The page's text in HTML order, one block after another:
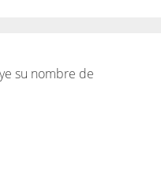
su nombre de